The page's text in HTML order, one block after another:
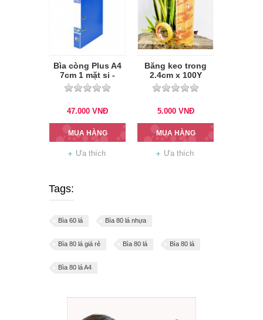
Bìa còng Plus A4
7cm 1 mặt si -
xanh dương
47.000 VNĐ
MUA HÀNG
Ưa thích
Băng keo trong
2.4cm x 100Y
5.000 VNĐ
MUA HÀNG
Ưa thích
Tags:
Bìa 60 lá Bìa 80 lá nhựa
Bìa 80 lá giá rẻ Bìa 80 lá Bìa 80 lá
Bìa 80 lá A4